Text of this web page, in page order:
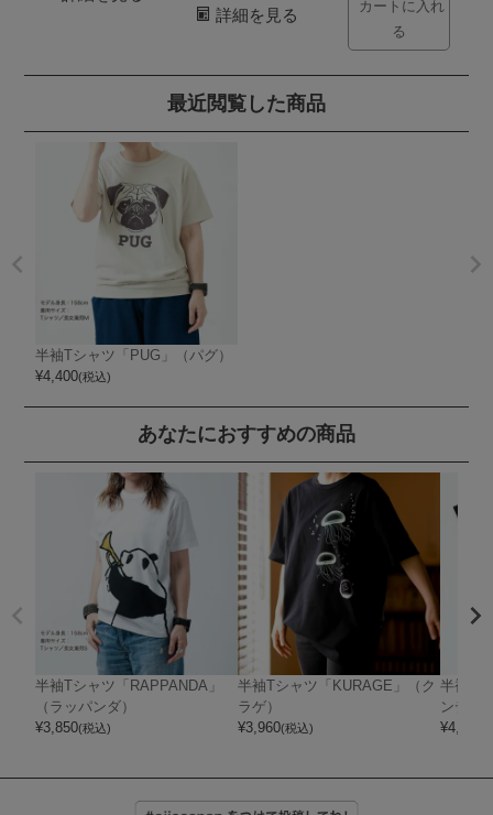
詳細を見る
カートに入れ
る
最近閲覧した商品
半袖Tシャツ「PUG」（パグ）
¥4,400(税込)
あなたにおすすめの商品
半袖Tシャツ「RAPPANDA」
（ラッパンダ）
¥3,850(税込)
半袖Tシャツ「KURAGE」（ク
ラゲ）
¥3,960(税込)
半袖T
ンディ
¥4,400